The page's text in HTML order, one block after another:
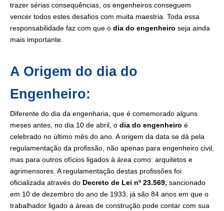
trazer sérias consequências, os engenheiros conseguem
vencer todos estes desafios com muita maestria. Toda essa
responsabilidade faz com que o dia do engenheiro seja ainda
mais importante.
A Origem do dia do
Engenheiro:
Diferente do dia da engenharia, que é comemorado alguns
meses antes, no dia 10 de abril, o dia do engenheiro é
celebrado no último mês do ano. A origem da data se dá pela
regulamentação da profissão, não apenas para engenheiro civil,
mas para outros ofícios ligados à área como: arquitetos e
agrimensores. A regulamentação destas profissões foi
oficializada através do Decreto de Lei nº 23.569, sancionado
em 10 de dezembro do ano de 1933, já são 84 anos em que o
trabalhador ligado a áreas de construção pode contar com sua